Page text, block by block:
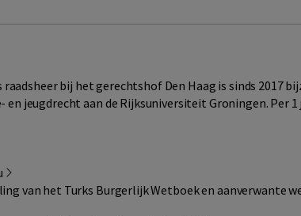
raadsheer bij het gerechtshof Den Haag is sinds 2017
en jeugdrecht aan de Rijksuniversiteit Groningen. Per 1
van het Turks Burgerlijk Wetboek en aanverwante